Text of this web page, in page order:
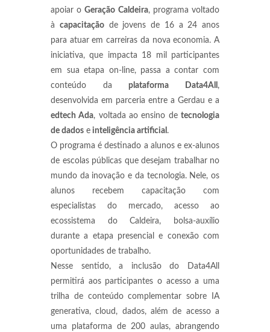
apoiar oGeração Caldeira, programa voltado
à capacitaçãode jovens de 16 a 24 anos
para atuar em carreiras da nova economia. A
iniciativa, que impacta 18 mil participantes
em sua etapa on-line, passa a contar com
conteúdo daplataforma Data4All ,
desenvolvida em parceria entre a Gerdau e a
edtech Ada, voltada ao ensino detecnologia
de dados e inteligência artificial .
O programa é destinado a alunos e ex-alunos
de escolas públicas que desejam trabalhar no
mundo da inovação e da tecnologia. Nele, os
alunos recebem capacitação com
especialistas do mercado, acesso ao
ecossistema do Caldeira, bolsa-auxílio
durante a etapa presencial e conexão com
oportunidades de trabalho.
Nesse sentido, a inclusão do Data4All
permitirá aos participantes o acesso a uma
trilha de conteúdo complementar sobre IA
generativa, cloud, dados, além de acesso a
uma plataforma de 200 aulas, abrangendo